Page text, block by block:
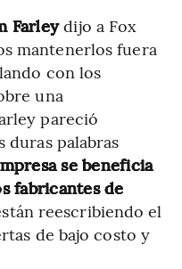
Farleydijo a Fox
mantenerlos fuera
con los
una
pareció
palabras
se beneficia
fabricantes de
reescribiendo el
de bajo costo y